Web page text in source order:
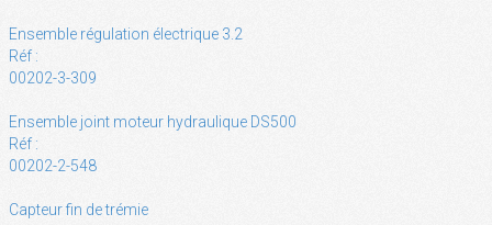
Ensemble régulation électrique 3.2
Réf :
00202-3-309
Ensemble joint moteur hydraulique DS500
Réf :
00202-2-548
Capteur fin de trémie